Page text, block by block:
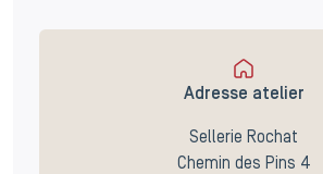
Adresse atelier
Sellerie Rochat
Chemin des Pins 4